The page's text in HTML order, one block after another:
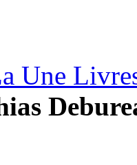
Une